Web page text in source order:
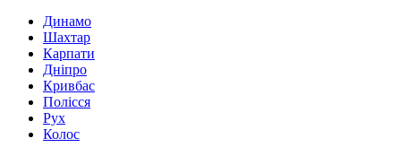
Динамо
Шахтар
Карпати
Дніпро
Кривбас
Полісся
Рух
Колос